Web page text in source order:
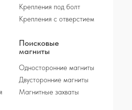
Крепления под болт
Крепления с отверстием
Поисковые
магниты
Односторонние магниты
Двусторонние магниты
Магнитные захваты